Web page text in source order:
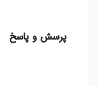
پرسش و پاسخ